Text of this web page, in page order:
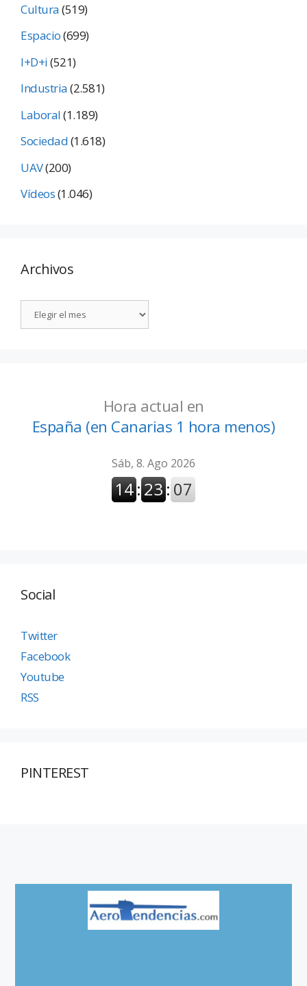
Cultura(519)
Espacio(699)
I+D+i(521)
Industria(2.581)
Laboral(1.189)
Sociedad(1.618)
UAV(200)
Vídeos(1.046)
Archivos
Hora actual en
España (en Canarias 1 hora menos)
Social
Twitter
Facebook
Youtube
RSS
PINTEREST